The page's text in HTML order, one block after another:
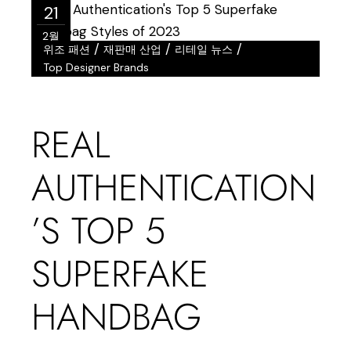
21
2월
위조 패션 /재판매 산업 / 리테일 뉴스 /
Top Designer Brands
REAL
AUTHENTICATION
’S TOP 5
SUPERFAKE
HANDBAG